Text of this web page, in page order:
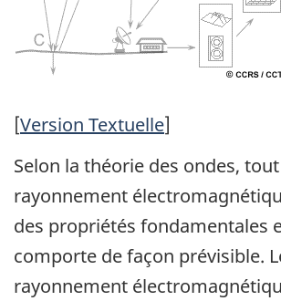
[Version Textuelle]
Selon la théorie des ondes, tout
rayonnement
des propriétés fondamentales
comporte de façon prévisible.
rayonnement